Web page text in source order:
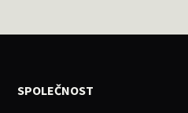
SPOLEČNOST